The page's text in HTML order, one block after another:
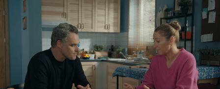
Barwy szczęścia